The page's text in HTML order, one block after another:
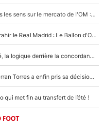
Medina, Rulli, Paixao... ça part dans tous les sens sur le mercato de l'OM : Frank McCourt va enfin récupérer l'argent qu'il attend ?
Coup de théâtre en Espagne, Rodri va trahir le Real Madrid : Le Ballon d'Or a choisi de signer au FC Barcelone !
Mercato Analyse : Vincius Jr-Diomandé, la logique derrière la concordance des temps
Rester à Barcelone ou partir au PSG, Ferran Torres a enfin pris sa décision : La course contre la montre est lancée !
qui met fin au transfert de l’été !
FOOT